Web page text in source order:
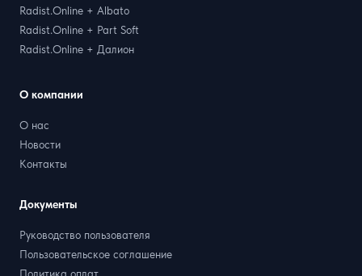
Radist.Online + Albato
Radist.Online + Part Soft
Radist.Online + Далион
О компании
О нас
Новости
Контакты
Документы
Руководство пользователя
Пользовательское соглашение
Политика оплат